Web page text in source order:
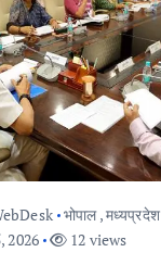
भोपाल,मध्यप्रदेश
2026
12 views